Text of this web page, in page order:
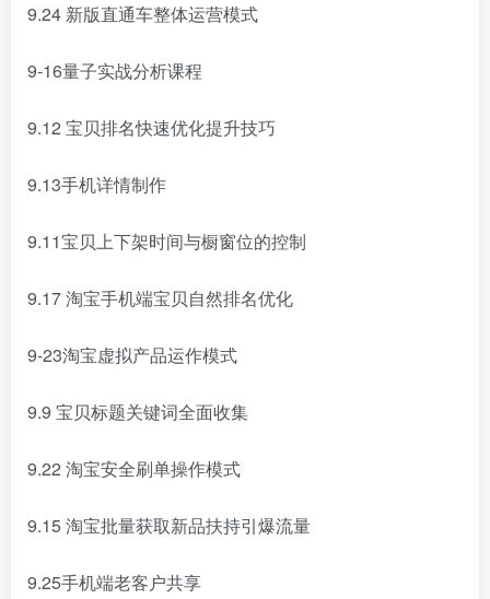
9.24 新版直通车整体运营模式
9-16量子实战分析课程
9.12 宝贝排名快速优化提升技巧
9.13手机详情制作
9.11宝贝上下架时间与橱窗位的控制
9.17 淘宝手机端宝贝自然排名优化
9-23淘宝虚拟产品运作模式
9.9 宝贝标题关键词全面收集
9.22 淘宝安全刷单操作模式
9.15 淘宝批量获取新品扶持引爆流量
9.25手机端老客户共享